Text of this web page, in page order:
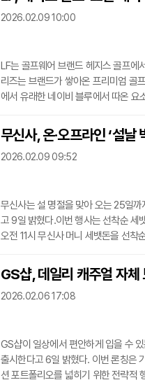
현대적 문법으로 옮긴 결과물이다.첫
적으로 확장한
2026.02.09 10:00
LF는 골프웨어 브랜드 헤지스 골프에
리즈는 브랜드가 쌓아온 프리미엄 골
에서 유래한 네이비 블루에서 따온 요
강조해 필드뿐 아니라 일상에서도 차
감의 기능성 소재를 사용해 착용감을
무신사, 온·오프라인 ‘설날
2026.02.09 09:52
무신사는 설 명절을 맞아 오는 25일
고 9일 밝혔다.이번 행사는 선착순 세
오전 11시 무신사 머니 세뱃돈을 선착
토어 오프라인 매장을 찾은 고객에게
어와 무신사 스탠다드 매장에서 10만
회원 쇼핑 패턴
GS샵, 데일리 캐주얼 자체
2026.02.06 17:08
GS샵이 일상에서 편안하게 입을 수
출시한다고 6일 밝혔다. 이번 론칭은
션 포트폴리오를 넓히기 위한 전략적